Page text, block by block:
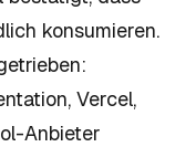
konsumieren.
Vercel,
Anbieter